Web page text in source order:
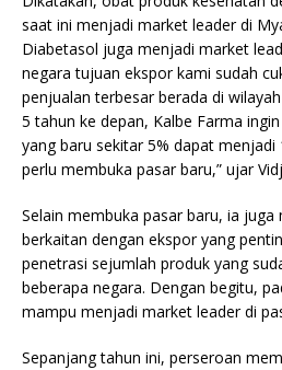
saat ini menjadi market leader di
Diabetasol juga menjadi market
negara tujuan ekspor kami sudah
penjualan terbesar berada di
5 tahun ke depan, Kalbe Farma
yang baru sekitar 5% dapat
perlu membuka pasar baru,” ujar
Selain membuka pasar baru, ia juga
berkaitan dengan ekspor yang
penetrasi sejumlah produk yang
beberapa negara. Dengan begitu,
mampu menjadi market leader di
Sepanjang tahun ini, perseroan